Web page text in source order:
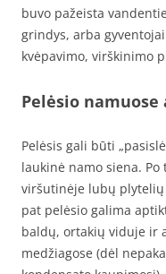
buvo pažeista
grindys, arba
kvėpavimo, virškinimo
Pelėsio
Pelėsis gali būti
laukinė namo siena.
viršutinėje lubų plytelių
pat pelėsio galima
baldų, ortakių viduje ir
medžiagose (dėl